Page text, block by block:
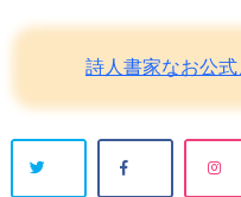
詩人書家なお公